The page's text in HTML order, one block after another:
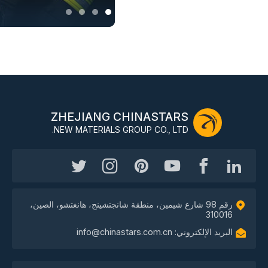
ZHEJIANG CHINASTARS
NEW MATERIALS GROUP CO., LTD.
رقم 98 شارع شيمين، منطقة شانجتشينج، هانغتشو، الصين،
310016
البريد الإلكتروني: info@chinastars.com.cn